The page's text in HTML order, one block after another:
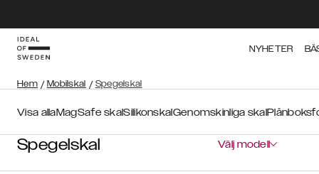
NYHETER
Hem / Mobilskal / Spegelskal
Visa allaMagSafe skalSilikonskalGenomskinliga skal
Spegelskal Välj modell